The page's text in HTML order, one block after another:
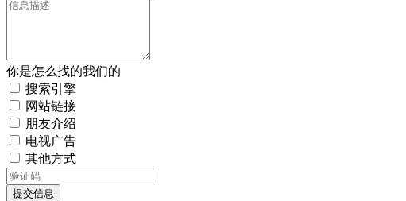
你是怎么找的我们的
搜索引擎
网站链接
朋友介绍
电视广告
其他方式
提交信息